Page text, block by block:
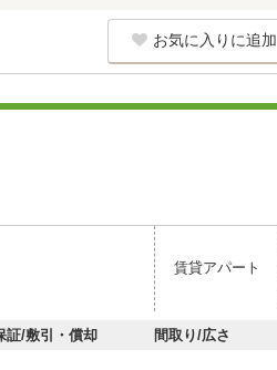
お気に入りに追加
賃貸アパート
証/敷引・償却 間取り/広さ